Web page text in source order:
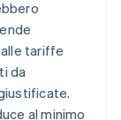
tariffe
da
al minimo